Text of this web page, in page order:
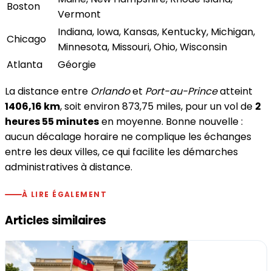
Boston
Vermont
Chicago
Indiana, Iowa, Kansas, Kentucky, Michigan,
Minnesota, Missouri, Ohio, Wisconsin
Atlanta
Géorgie
La distance entre Orlandoet Port-au-Princeatteint
1406,16 km, soit environ 873,75 miles, pour un vol de 2
heures 55 minutesen moyenne. Bonne nouvelle :
aucun décalage horaire ne complique les échanges
entre les deux villes, ce qui facilite les démarches
administratives à distance.
À LIRE ÉGALEMENT
Articles similaires